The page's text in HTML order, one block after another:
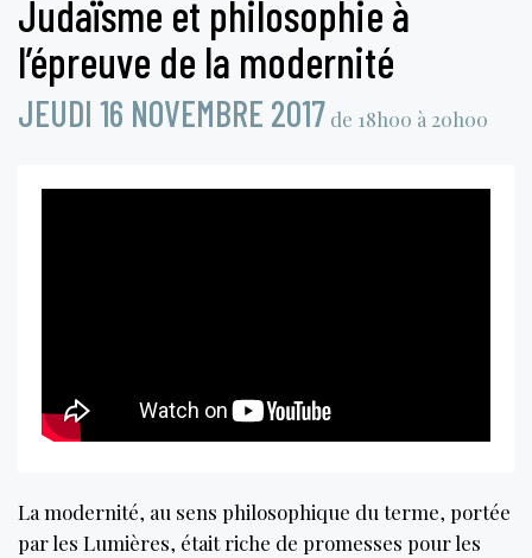
Judaïsme et philosophie à
l’épreuve de la modernité
JEUDI 16 NOVEMBRE 2017 de 18h00 à 20h00
La modernité, au sens philosophique du terme, portée
par les Lumières, était riche de promesses pour les